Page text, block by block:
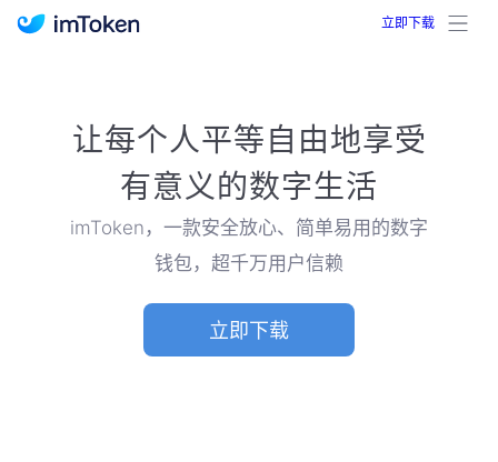
立即下载
imToken 官网｜联合TRX空投大礼包
让每个人平等自由地享受
有意义的数字生活
imToken，一款安全放心、简单易用的数字
钱包，超千万用户信赖
立即下载